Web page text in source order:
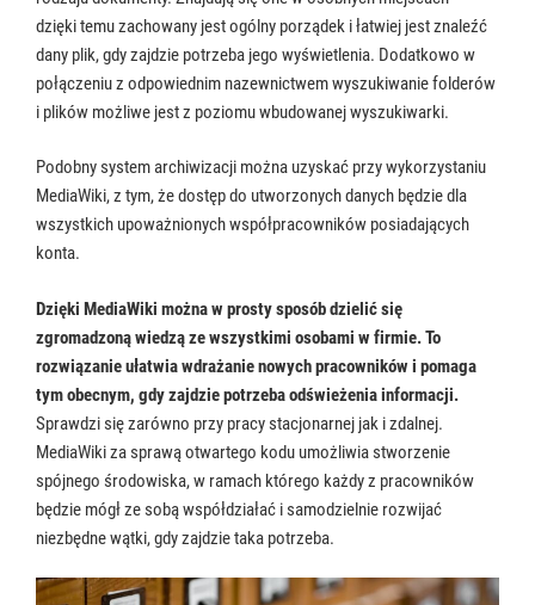
dzięki temu zachowany jest ogólny porządek i łatwiej jest znaleźć
dany plik, gdy zajdzie potrzeba jego wyświetlenia. Dodatkowo w
połączeniu z odpowiednim nazewnictwem wyszukiwanie folderów
i plików możliwe jest z poziomu wbudowanej wyszukiwarki.
Podobny system archiwizacji można uzyskać przy wykorzystaniu
MediaWiki, z tym, że dostęp do utworzonych danych będzie dla
wszystkich upoważnionych współpracowników posiadających
konta.
Dzięki MediaWiki można w prosty sposób dzielić się
zgromadzoną wiedzą ze wszystkimi osobami w firmie. To
rozwiązanie ułatwia wdrażanie nowych pracowników i pomaga
tym obecnym, gdy zajdzie potrzeba odświeżenia informacji.
Sprawdzi się zarówno przy pracy stacjonarnej jak i zdalnej.
MediaWiki za sprawą otwartego kodu umożliwia stworzenie
spójnego środowiska, w ramach którego każdy z pracowników
będzie mógł ze sobą współdziałać i samodzielnie rozwijać
niezbędne wątki, gdy zajdzie taka potrzeba.